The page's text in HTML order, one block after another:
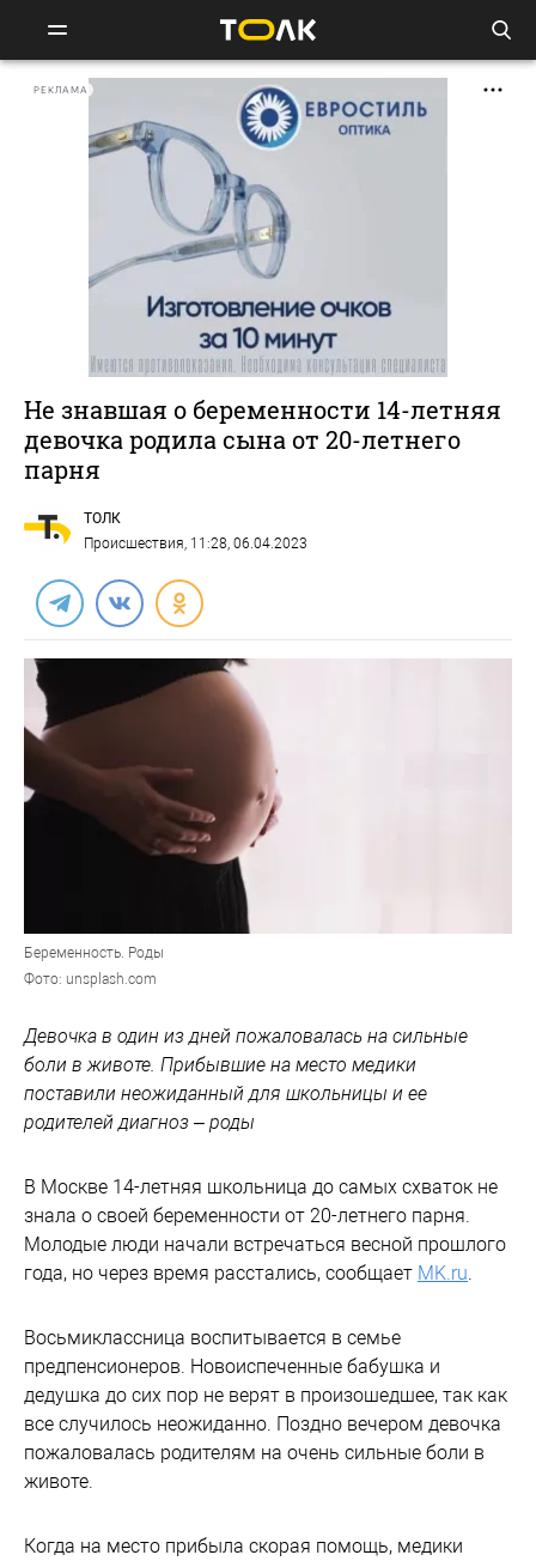
РЕКЛАМА
Не знавшая о беременности 14-летняя
девочка родила сына от 20-летнего
парня
ТОЛК
Происшествия, 11:28, 06.04.2023
Беременность. Роды
Фото: unsplash.com
Девочка в один из дней пожаловалась на сильные
боли в животе. Прибывшие на место медики
поставили неожиданный для школьницы и ее
родителей диагноз – роды
В Москве 14-летняя школьница до самых схваток не
знала о своей беременности от 20-летнего парня.
Молодые люди начали встречаться весной прошлого
года, но через время расстались, сообщает MK.ru
Восьмиклассница воспитывается в семье
предпенсионеров. Новоиспеченные бабушка и
дедушка до сих пор не верят в произошедшее, так как
все случилось неожиданно. Поздно вечером девочка
пожаловалась родителям на очень сильные боли в
животе.
Когда на место прибыла скорая помощь, медики